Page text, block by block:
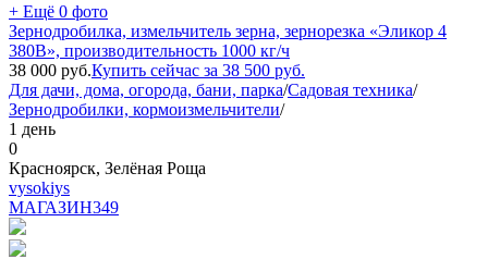
+ Ещё 0 фото
Зернодробилка, измельчитель зерна, зернорезка «Эликор 4
380В», производительность 1000 кг/ч
38 000 руб.Купить сейчас за 38 500 руб.
Для дачи, дома, огорода, бани, парка/Садовая техника/
Зернодробилки, кормоизмельчители/
1 день
0
Красноярск, Зелёная Роща
vysokiys
МАГАЗИН349